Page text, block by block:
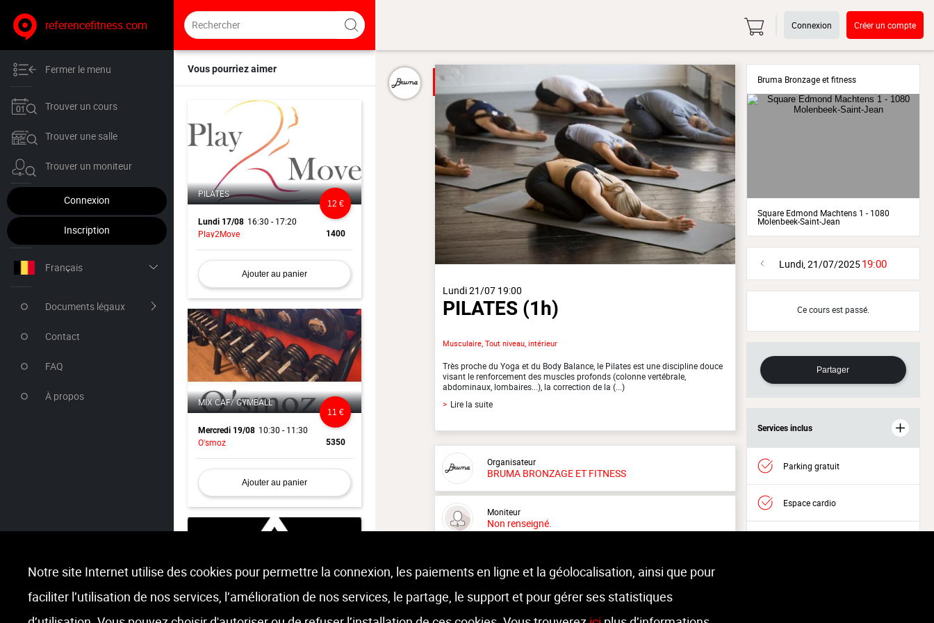
referencefitness.com
Fermer le menu
Trouver un cours
Trouver une salle
Trouver un moniteur
Connexion
Inscription
Français
Documents légaux
Contact
FAQ
À propos
Vous pourriez aimer
PILATES
Lundi 17/08 16:30 - 17:20
Play2Move
1400
12 €
Ajouter au panier
MIX CAF/ GYMBALL
Mercredi 19/08 10:30 - 11:30
O'smoz
5350
11 €
Ajouter au panier
10 €
Connexion Créer un compte
Lundi 21/07 19:00
PILATES(1h)
Musculaire, Tout niveau, intérieur
Très proche du Yoga et du Body Balance, le Pilates est une discipline douce
visant le renforcement des muscles profonds (colonne vertébrale,
abdominaux, lombaires...), la correction de la (...)
> Lire la suite
Organisateur
BRUMA BRONZAGE ET FITNESS
Moniteur
Non renseigné.
Square Edmond Machtens 1 - 1080 Molenbeek-Saint-Jean
Bruma Bronzage et fitness
Square Edmond Machtens 1 - 1080
Molenbeek-Saint-Jean
Lundi, 21/07/202519:00
Ce cours est passé.
Partager
Services inclus
Parking gratuit
Espace cardio
Notre site Internet utilise des cookies pour permettre la connexion, les paiements en ligne et la géolocalisation, ainsi que pour
faciliter l’utilisation de nos services, l’amélioration de nos services, le partage, le support et pour gérer ses statistiques